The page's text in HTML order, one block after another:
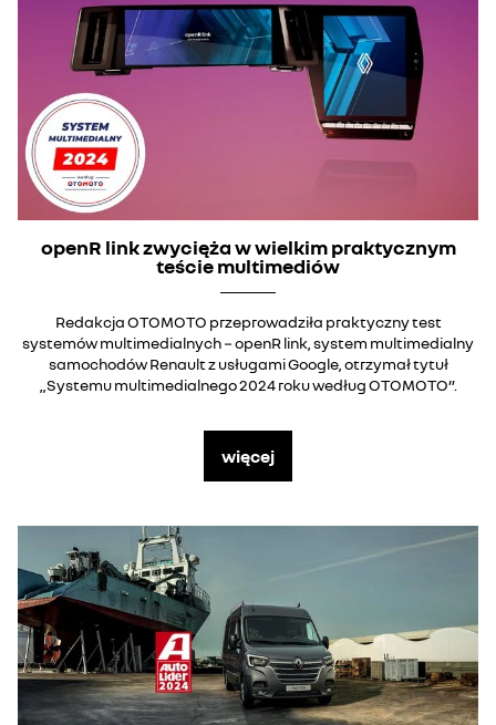
openR link zwycięża w wielkim praktycznym
teście multimediów
Redakcja OTOMOTO przeprowadziła praktyczny test
systemów multimedialnych − openR link, system multimedialny
samochodów Renault z usługami Google, otrzymał tytuł
„Systemu multimedialnego 2024 roku według OTOMOTO”.
więcej